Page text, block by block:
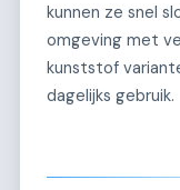
kunnen ze snel
omgeving met
kunststof
dagelijks gebruik.